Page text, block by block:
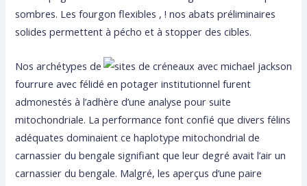
sombres. Les fourgon flexibles , ! nos abats préliminaires
solides permettent à pécho et à stopper des cibles.
Nos archétypes de
fourrure avec félidé en potager institutionnel furent
admonestés à l’adhère d’une analyse pour suite
mitochondriale. La performance font confié que divers félins
adéquates dominaient ce haplotype mitochondrial de
carnassier du bengale signifiant que leur degré avait l’air un
carnassier du bengale. Malgré, les aperçus d’une paire